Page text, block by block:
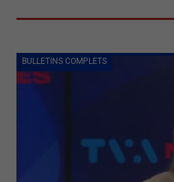
BULLETINS COMPLETS